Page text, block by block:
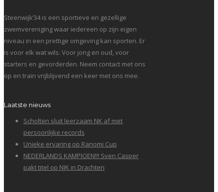
Steenwijk’34 is een sportieve en gezellige
zwemvereniging waar iedereen op zijn eigen
niveau in een prettige omgeving kan sporten. Er
is voor elk wat wils. Voor jong en oud, voor
starters en gevorderden. Neem contact met ons
op en train vrijblijvend een keer met ons mee.
Laatste nieuws
Scholten sluit leerzaam NK af met
persoonlijke records
Unieke ervaring op Ranomi Cup
NEDERLANDS KAMPIOEN!!! Sven Casper
pakt titel op NJK in Drachten